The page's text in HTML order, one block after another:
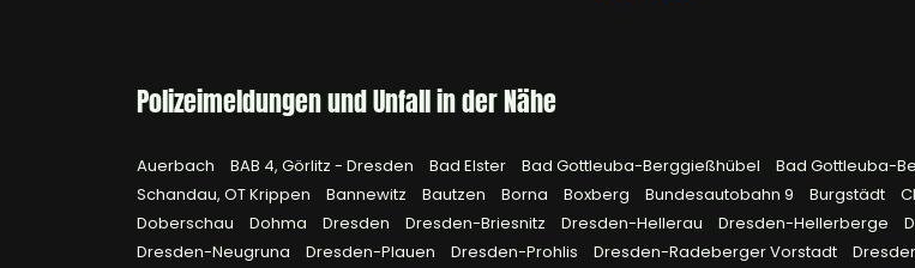
Polizeimeldungen und Unfall in der Nähe
Auerbach BAB 4, Görlitz - Dresden Bad Elster Bad Gottleuba-Berggießhübel Bad Gottleuba-
Schandau, OT Krippen
Bannewitz Bautzen Borna Boxberg Bundesautobahn 9 Burgstädt
Doberschau
Dohma Dresden Dresden-Briesnitz Dresden-Hellerau Dresden-Hellerberge
Dresden-Neugruna
Dresden-Plauen Dresden-Prohlis Dresden-Radeberger Vorstadt